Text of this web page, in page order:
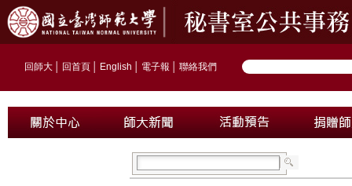
回師大 回首頁 English 電子報 聯絡我們